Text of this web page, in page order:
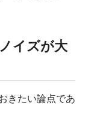
イズが大
きたい論点であ